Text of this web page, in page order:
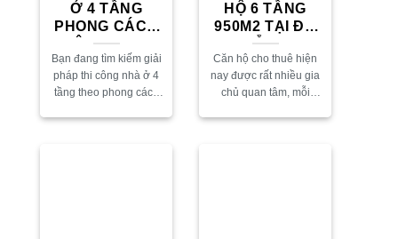
Ở 4 TẦNG
PHONG CÁCH
HIỆN ĐẠI TẠI
ĐÀ NẴNG
Bạn đang tìm kiếm giải
pháp thi công nhà ở 4
tầng theo phong cách
HỘ 6 TẦNG
950M2 TẠI ĐÀ
NẴNG
Căn hộ cho thuê hiện
nay được rất nhiều gia
chủ quan tâm, mỗi